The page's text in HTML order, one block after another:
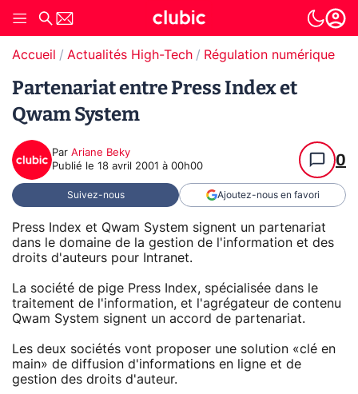
Accueil Actualités High-Tech Régulation numérique
Partenariat entre Press Index et
Qwam System
Par Ariane Beky
Publié le 18 avril 2001 à 00h00 0
Suivez-nous Ajoutez-nous en favori
Press Index et Qwam System signent un partenariat
dans le domaine de la gestion de l'information et des
droits d'auteurs pour Intranet.
La société de pige Press Index, spécialisée dans le
traitement de l'information, et l'agrégateur de contenu
Qwam System signent un accord de partenariat.
Les deux sociétés vont proposer une solution «clé en
main» de diffusion d'informations en ligne et de
gestion des droits d'auteur.